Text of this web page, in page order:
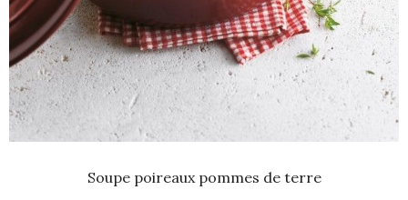
Soupe poireaux pommes de terre